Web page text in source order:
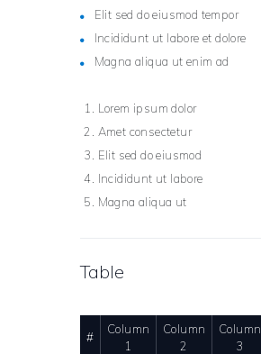
Elit sed do eiusmod tempor
Incididunt ut labore et dolore
Magna aliqua ut enim ad
Lorem ipsum dolor
Amet consectetur
Elit sed do eiusmod
Incididunt ut labore
Magna aliqua ut
Table
#
Column
1
Column
2
Column
3